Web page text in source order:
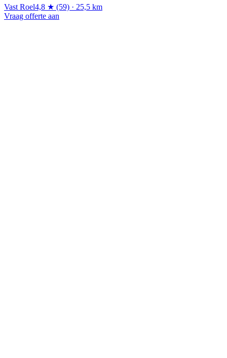
Vast Roel4,8 ★ (59) · 25,5 km
Vraag offerte aan